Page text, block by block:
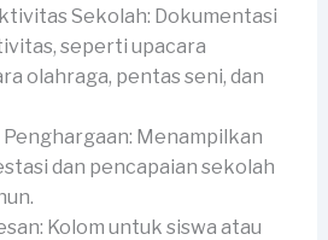
Sekolah: Dokumentasi
seperti upacara
olahraga, pentas seni, dan
Menampilkan
dan pencapaian sekolah
Kolom untuk siswa atau